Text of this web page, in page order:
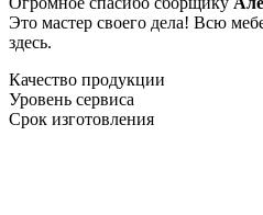
Это мастер своего дела! Всю
здесь.
Качество продукции
Уровень сервиса
Срок изготовления